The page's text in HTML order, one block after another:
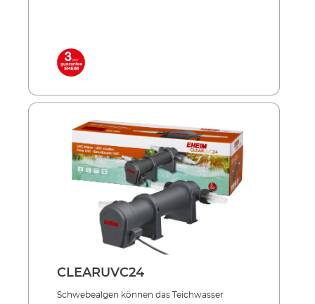
Inklusive hochwertiger UVC-Lampe mit
langer Lebensdauer Niedriger
Außenbehälter aus stoßfestem und UV-
einzeln einsetzbar als auch in Verbindung mit
PRESS und LOOP Teichfilter-Sets
Lieferumfang: UVC-Lampe 2 Anschlussdüsen
5 m Netzkabel
CLEARUVC24
Schwebealgen können das Teich­­wasser